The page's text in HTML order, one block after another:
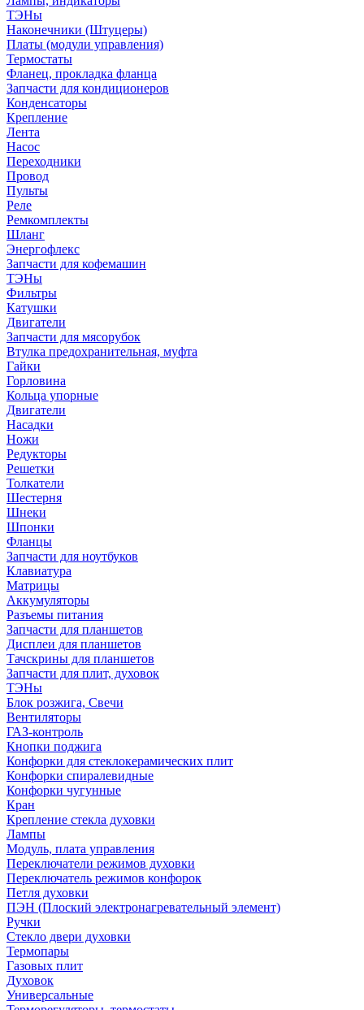
ТЭНы
Наконечники (Штуцеры)
Платы (модули управления)
Термостаты
Фланец, прокладка фланца
Запчасти для кондиционеров
Конденсаторы
Крепление
Лента
Насос
Переходники
Провод
Пульты
Реле
Ремкомплекты
Шланг
Энергофлекс
Запчасти для кофемашин
ТЭНы
Фильтры
Катушки
Двигатели
Запчасти для мясорубок
Втулка предохранительная, муфта
Гайки
Горловина
Кольца упорные
Двигатели
Насадки
Ножи
Редукторы
Решетки
Толкатели
Шестерня
Шнеки
Шпонки
Фланцы
Запчасти для ноутбуков
Клавиатура
Матрицы
Аккумуляторы
Разъемы питания
Запчасти для планшетов
Дисплеи для планшетов
Тачскрины для планшетов
Запчасти для плит, духовок
ТЭНы
Блок розжига, Свечи
Вентиляторы
ГАЗ-контроль
Кнопки поджига
Конфорки для стеклокерамических плит
Конфорки спиралевидные
Конфорки чугунные
Кран
Крепление стекла духовки
Лампы
Модуль, плата управления
Переключатели режимов духовки
Переключатель режимов конфорок
Петля духовки
ПЭН (Плоский электронагревательный элемент)
Ручки
Стекло двери духовки
Термопары
Газовых плит
Духовок
Универсальные